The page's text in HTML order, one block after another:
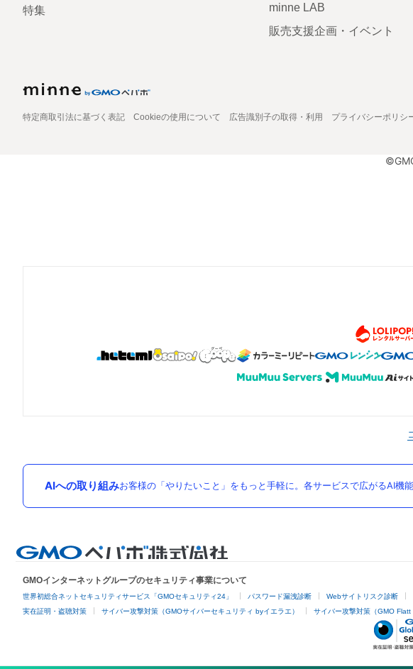
特集
minne LAB
販売支援企画・イベント
特定商取引法に基づく表記 Cookieの使用について 広告識別子の取得・利用 プライバシーポリシ
AIへの取り組みお客様の「やりたいこと」をもっと手軽に。各サービスで広がるAI機
GMOインターネットグループのセキュリティ事業について
世界初総合ネットセキュリティサービス「GMOセキュリティ24」 パスワード漏洩診断 Webサイトリスク診断
実在証明・盗聴対策 サイバー攻撃対策（GMOサイバーセキュリティ byイエラエ） サイバー攻撃対策（GMO Flatt